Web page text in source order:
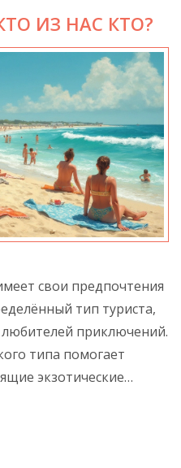
ИЗ НАС КТО?
свои предпочтения
тип туриста,
приключений.
типа помогает
экзотические
идеальный отдых. В
типы туристов и